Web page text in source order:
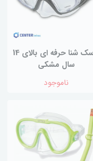
ماسک شنا حرفه ای بالای 14
سال مشکی
ناموجود